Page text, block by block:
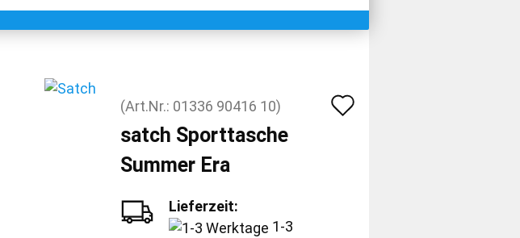
(Art.Nr.: 01336 90416 10)
satch Sporttasche
Summer Era
Lieferzeit:
1-3